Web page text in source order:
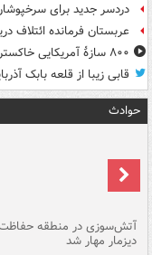
دردسر جدید برای
عربستان فرمانده ائتلاف
۸۰۰ سازۀ آمریکایی خاکستر شد
قابی زیبا از قلعه بابک
حوادث
آتش‌سوزی در منطقه
دیزمار مهار شد